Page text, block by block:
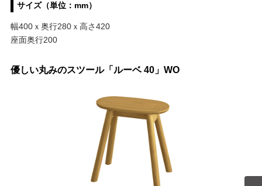
サイズ（単位：mm）
幅400ｘ奥行280ｘ高さ420
座面奥行200
優しい丸みのスツール「ルーベ 40」WO